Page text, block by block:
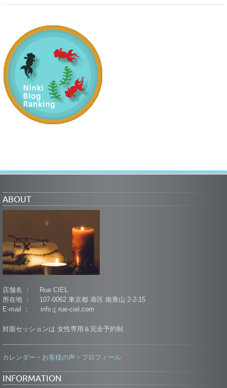
ABOUT
店舗名 ： Rue CIEL
所在地 ： 107-0062 東京都 港区 南青山 2-2-15
E-mail ： info
rue-ciel.com
対面セッションは 女性専用＆完全予約制
カレンダー ・ お客様の声 ・ プロフィール
INFORMATION